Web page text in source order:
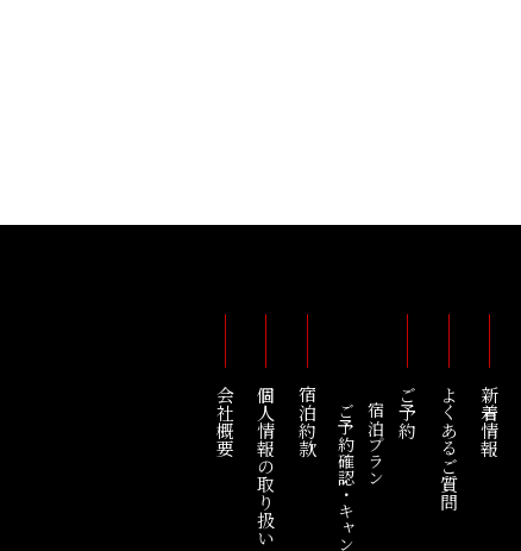
新着情報
よくあるご質問
ご予約
宿泊プラン
ご予約確認・キャンセル
宿泊約款
個人情報の取り扱い
会社概要